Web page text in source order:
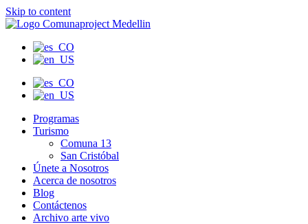
Skip to content
Programas
Turismo
Comuna 13
San Cristóbal
Únete a Nosotros
Acerca de nosotros
Blog
Contáctenos
Archivo arte vivo